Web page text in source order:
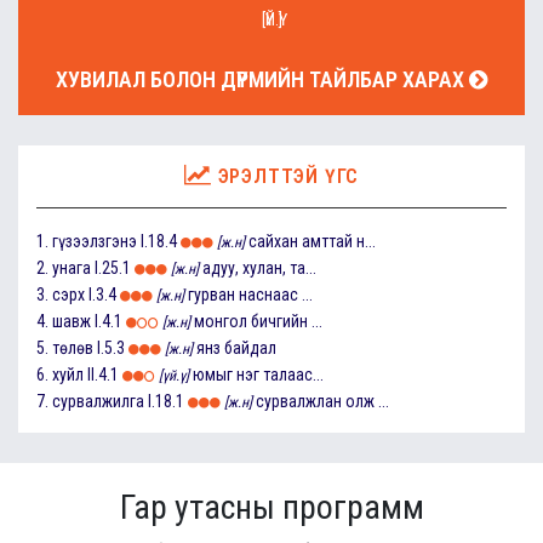
[ҮЙ.Ү]
ХУВИЛАЛ БОЛОН ДҮРМИЙН ТАЙЛБАР ХАРАХ
ЭРЭЛТТЭЙ ҮГС
1. гүзээлзгэнэ I.18.4 [ж.н] сайхан амттай н...
2. унага I.25.1 [ж.н] адуу, хулан, та...
3. сэрх I.3.4 [ж.н] гурван наснаас ...
4. шавж I.4.1 [ж.н] монгол бичгийн ...
5. төлөв I.5.3 [ж.н] янз байдал
6. хуйл II.4.1 [үй.ү] юмыг нэг талаас...
7. сурвалжилга I.18.1 [ж.н] сурвалжлан олж ...
Гар утасны программ